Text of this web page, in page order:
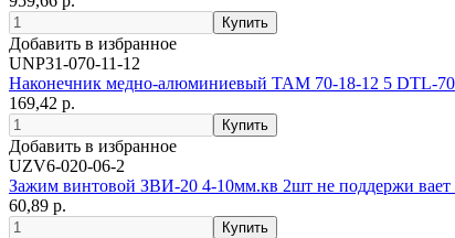
Добавить в избранное
UNP31-070-11-12
Наконечник медно-алюминиевый ТАМ 70-18-12 5 DTL-70
169,42 р.
Добавить в избранное
UZV6-020-06-2
Зажим винтовой ЗВИ-20 4-10мм.кв 2шт не поддержи вает
60,89 р.